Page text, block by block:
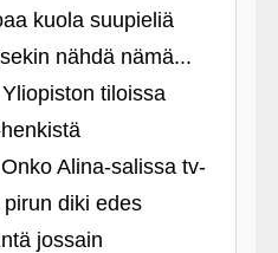
kuola suupieliä
nähdä nämä...
tiloissa
Alina-salissa tv-
diki edes
jossain